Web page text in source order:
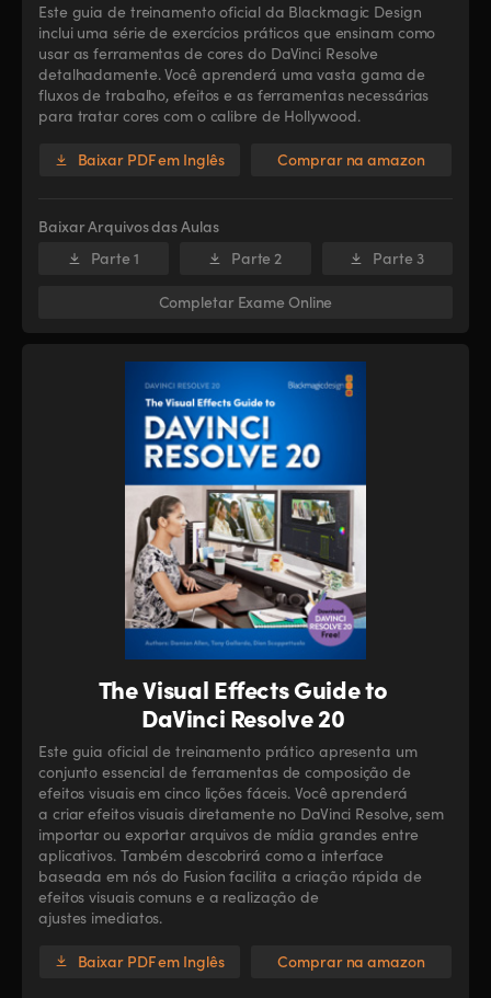
Este guia de treinamento oficial da Blackmagic Design
inclui uma série de exercícios práticos que ensinam como
usar as ferramentas de cores do DaVinci Resolve
detalhadamente. Você aprenderá uma vasta gama de
fluxos de trabalho, efeitos e as ferramentas necessárias
para tratar cores com o calibre de Hollywood.
Baixar PDF em Inglês Comprar na amazon
Baixar Arquivos das Aulas
Parte 1
Parte 2 Parte 3
Completar Exame Online
The Visual Effects Guide to
DaVinci Resolve 20
Este guia oficial de treinamento prático apresenta um
conjunto essencial de ferramentas de composição de
efeitos visuais em cinco lições fáceis. Você aprenderá
a criar efeitos visuais diretamente no DaVinci Resolve, sem
importar ou exportar arquivos de mídia grandes entre
aplicativos. Também descobrirá como a interface
baseada em nós do Fusion facilita a criação rápida de
efeitos visuais comuns e a realização de
ajustes imediatos.
Baixar PDF em Inglês Comprar na amazon